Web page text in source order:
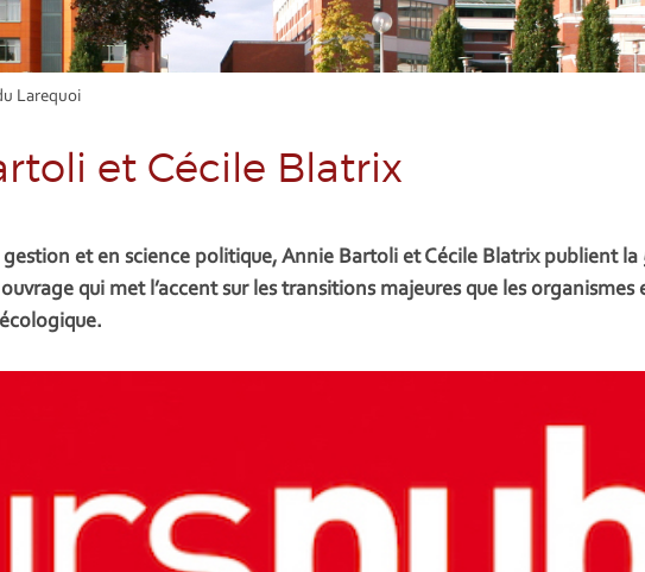
Larequoi
et Cécile Blatrix
et en science politique, Annie Bartoli et Cécile Blatrix publient
qui met l’accent sur les transitions majeures que les